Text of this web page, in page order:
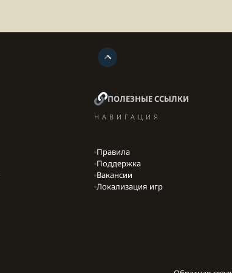
ПОЛЕЗНЫЕ ССЫЛКИ
НАВИГАЦИЯ
Правила
Поддержка
Вакансии
Локализация игр